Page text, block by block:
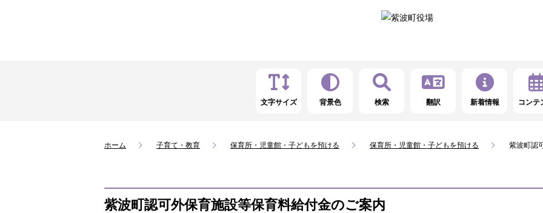
文字サイズ 背景色 検索 翻訳 新着情報 コンテ
ホーム 子育て・教育 保育所・児童館・子どもを預ける 保育所・児童館・子どもを預ける 紫波町認
紫波町認可外保育施設等保育料給付金のご案内